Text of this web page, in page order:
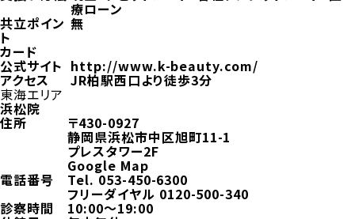
療ローン
共立ポイン
ト
カード
無
公式サイト http://www.k-beauty.com/
アクセス JR柏駅西口より徒歩3分
東海エリア
浜松院
住所 〒430-0927
静岡県浜松市中区旭町11-1
プレスタワー2F
Google Map
電話番号 Tel.053-450-6300
フリーダイヤル 0120-500-340
診察時間 10:00～19:00